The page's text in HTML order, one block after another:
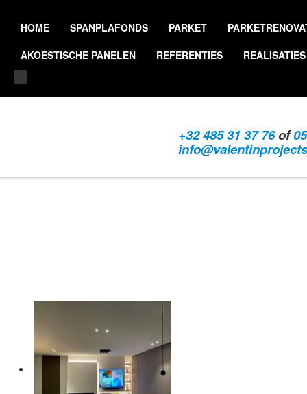
HOME SPANPLAFONDS PARKET
AKOESTISCHE PANELEN
REFERENTIES REALISATIES
+32 485 31 37 76of